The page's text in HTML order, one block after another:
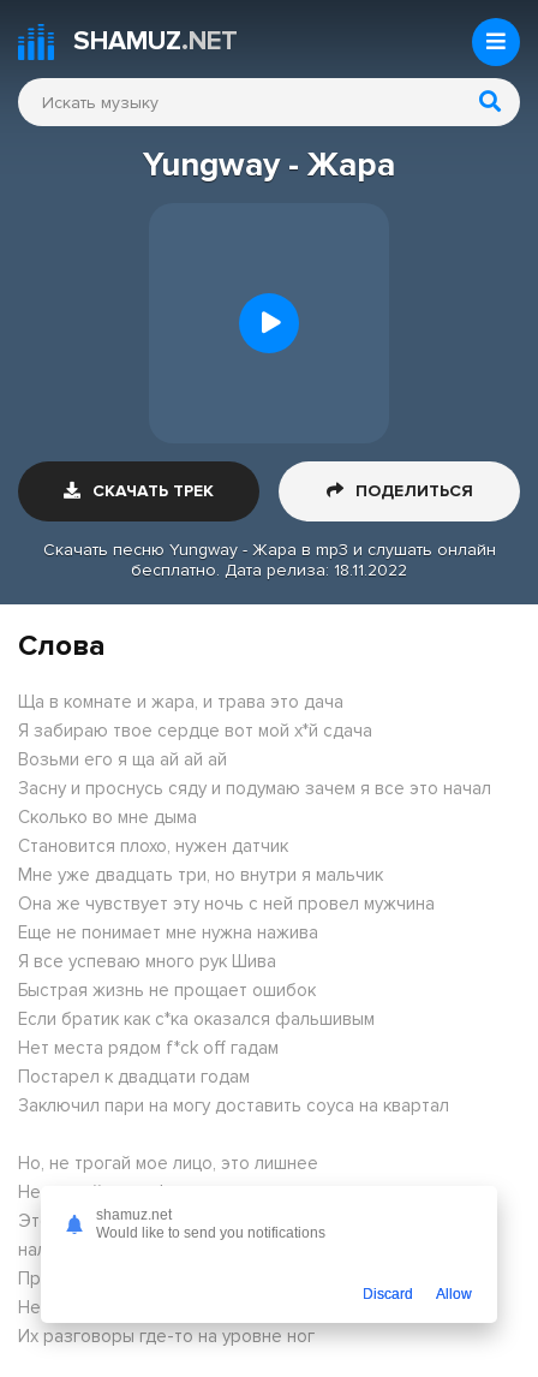
SHAMUZ.NET
Yungway - Жара
СКАЧАТЬ ТРЕК ПОДЕЛИТЬСЯ
Скачать песню Yungway - Жара в mp3 и слушать онлайн
бесплатно. Дата релиза: 18.11.2022
Слова
Ща в комнате и жара, и трава это дача
Я забираю твое сердце вот мой х*й сдача
Возьми его я ща ай ай ай
Засну и проснусь сяду и подумаю зачем я все это начал
Сколько во мне дыма
Становится плохо, нужен датчик
Мне уже двадцать три, но внутри я мальчик
Она же чувствует эту ночь с ней провел мужчина
Еще не понимает мне нужна нажива
Я все успеваю много рук Шива
Быстрая жизнь не прощает ошибок
Если братик как с*ка оказался фальшивым
Нет места рядом f*ck off гадам
Постарел к двадцати годам
Заключил пари на могу доставить соуса на квартал
Ho, не трогай мое лицо, это лишнее
Не трогай мою д*рь она личная
Это вообще не эстетично если я до сих не видел
наличные
Продлеваю на год еще этот флоу, у микро потоп
Не лезу в карман я говорю в лоб
Их разговоры где-то на уровне ног
shamuz.net
Would like to send you notifications
Discard Allow